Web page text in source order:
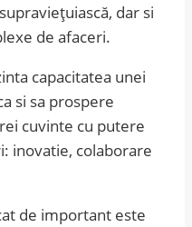
dar si
de afaceri.
capacitatea unei
si sa prospere
cuvinte cu putere
inovatie, colaborare
de important este